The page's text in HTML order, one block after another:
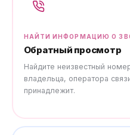
НАЙТИ ИНФОРМАЦИЮ О
Обратный просмотр
Найдите неизвестный
владельца, оператора
принадлежит.